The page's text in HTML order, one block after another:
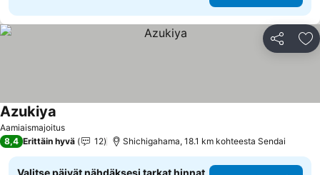
Jaa
Aamiaismajoitus
Azukiya
8,4 Erittäin hyvä 12 Shichigahama, 18.1 km kohteesta Sendai
Valitse päivät nähdäksesi tarkat hinnat